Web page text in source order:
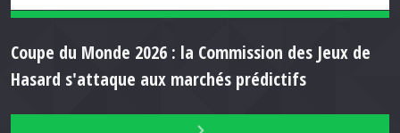
Coupe du Monde 2026 : la Commission des Jeux de
Hasard s'attaque aux marchés prédictifs